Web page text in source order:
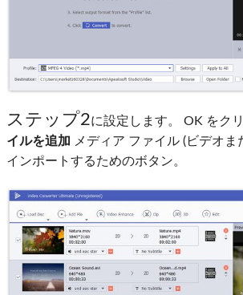
ステップ2に設定します。 OK をク
イルを追加 メディア ファイル (ビデオま
インポートするためのボタン。